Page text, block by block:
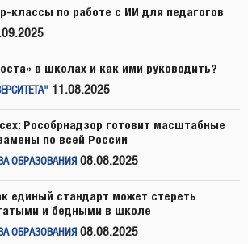
классы по работе с ИИ для педагогов
в школах и как ими руководить?
11.08.2025
Рособрнадзор готовит масштабные
по всей России
ОБРАЗОВАНИЯ 08.08.2025
единый стандарт может стереть
и бедными в школе
ОБРАЗОВАНИЯ 08.08.2025